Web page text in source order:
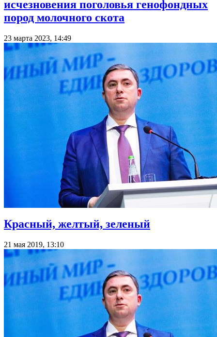
исчезновения поголовья генофондных
пород молочного скота
23 марта 2023, 14:49
Красный, желтый, зеленый
21 мая 2019, 13:10